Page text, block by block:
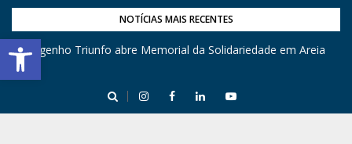
Barra de Ferramentas Aberta
NOTÍCIAS MAIS RECENTES
Engenho Triunfo abre Memorial da Solidariedade em Areia